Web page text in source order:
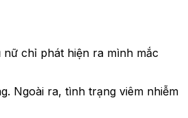
chỉ phát hiện ra mình mắc
Ngoài ra, tình trạng viêm nhiễm